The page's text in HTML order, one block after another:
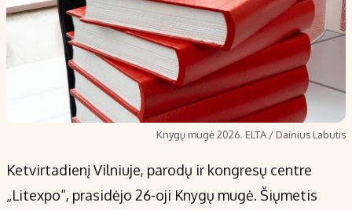
Knygų mugė 2026. ELTA / Dainius Labutis
Ketvirtadienį Vilniuje, parodų ir kongresų centre
„Litexpo“, prasidėjo 26-oji Knygų mugė. Šiųmetis